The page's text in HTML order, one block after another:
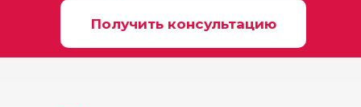
Получить консультацию